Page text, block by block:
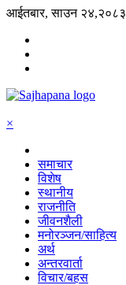
आईतबार, साउन २४,२०८३
×
समाचार
विशेष
स्थानीय
राजनीति
जीवनशैली
मनोरञ्जन/साहित्य
अर्थ
अन्तरवार्ता
विचार/बहस